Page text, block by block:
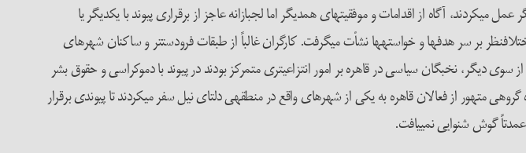
همدیگر عمل می­کردند، آگاه از اقدامات و موفقیت­های همدیگر اما لجبازانه عاجز از برقراری پیوند با یکدیگر یا
بر سر هدف­ها و خواسته­ها نشأت می­گرفت. کارگران غالباً از طبقات فرودست­تر و ساکنان شهرهای
دیگر، نخبگان سیاسی در قاهره بر امور انتزاعی­تری متمرکز بودند در پیوند با دموکراسی و حقوق بشر
متهور از فعالان قاهره به یکی از شهرهای واقع در منطقه­ی دلتای نیل سفر می­کردند تا پیوندی برقرار
عمدتاً گوش شنوایی نمی­یافت.